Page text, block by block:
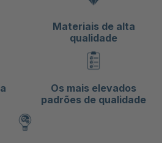
Materiais de alta
qualidade
Os mais elevados
padrões de qualidade